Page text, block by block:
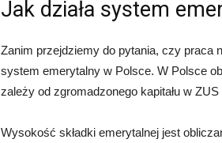
Jak działa system
Zanim przejdziemy do pytania, czy praca
system emerytalny w Polsce. W Polsce
zależy od zgromadzonego kapitału w
Wysokość składki emerytalnej jest